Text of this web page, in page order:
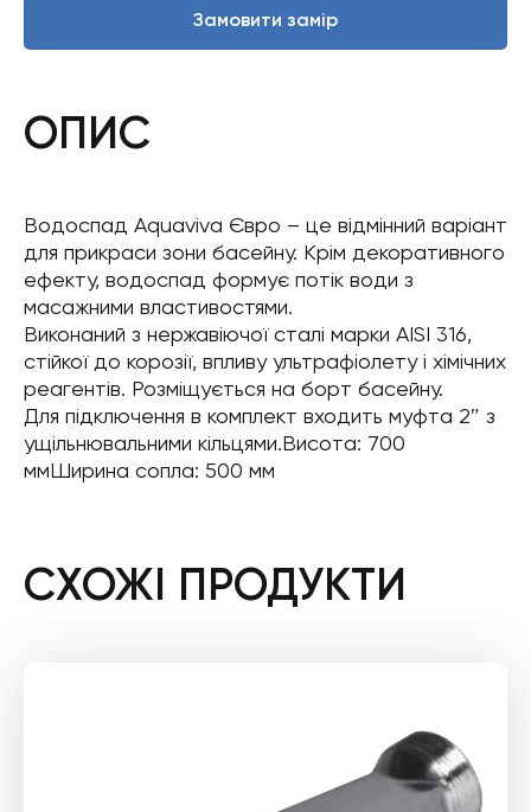
Замовити замір
ОПИС
Водоспад Aquaviva Євро – це відмінний варіант
для прикраси зони басейну. Крім декоративного
ефекту, водоспад формує потік води з
масажними властивостями.
Виконаний з нержавіючої сталі марки AISI 316,
стійкої до корозії, впливу ультрафіолету і хімічних
реагентів. Розміщується на борт басейну.
Для підключення в комплект входить муфта 2″ з
ущільнювальними кільцями.Висота: 700
ммШирина сопла: 500 мм
СХОЖІ ПРОДУКТИ